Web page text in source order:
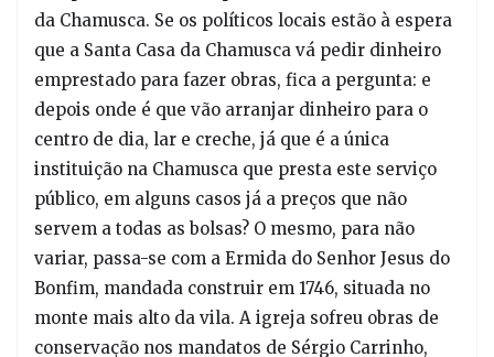
da Chamusca. Se os políticos locais estão à espera
que a Santa Casa da Chamusca vá pedir dinheiro
emprestado para fazer obras, fica a pergunta: e
depois onde é que vão arranjar dinheiro para o
centro de dia, lar e creche, já que é a única
instituição na Chamusca que presta este serviço
público, em alguns casos já a preços que não
servem a todas as bolsas? O mesmo, para não
variar, passa-se com a Ermida do Senhor Jesus do
Bonfim, mandada construir em 1746, situada no
monte mais alto da vila. A igreja sofreu obras de
conservação nos mandatos de Sérgio Carrinho,